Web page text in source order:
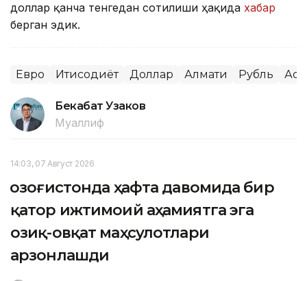
доллар қанча тенгедан сотилиши ҳақида хабар
берган эдик.
Евро Иқтисодиёт Доллар Алмати Рубль
Бекабат Узаков
Муаллиф
14:03, 07 Август 2026
Қозоғистонда ҳафта давомида бир
қатор ижтимоий аҳамиятга эга
озиқ-овқат маҳсулотлари
арзонлашди